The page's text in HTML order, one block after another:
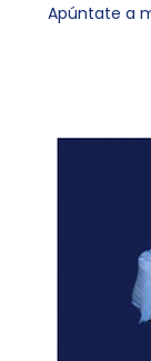
Apúntate a